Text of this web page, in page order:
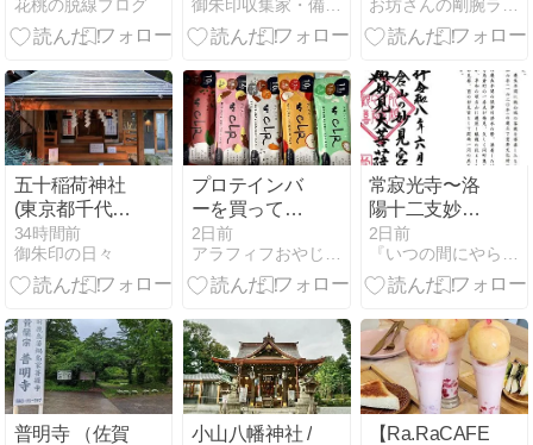
愛知(一宮)
花桃の脱線ブログ
御朱印収集家・備忘録
日目：ゼリー
を作って食べ
お坊さんの剛腕ラリアット
五十稲荷神社
(東京都千代田
区)
34時間前
御朱印の日々
プロテインバ
ーを買ってみ
た
2日前
アラフィフおやじのお気楽ブログ
常寂光寺〜洛
陽十二支妙見
めぐり〜@京
都市右京区
2日前
『いつの間にやら御朱印ブログ。』
普明寺 （佐賀
小山八幡神社 /
【Ra.RaCAFE